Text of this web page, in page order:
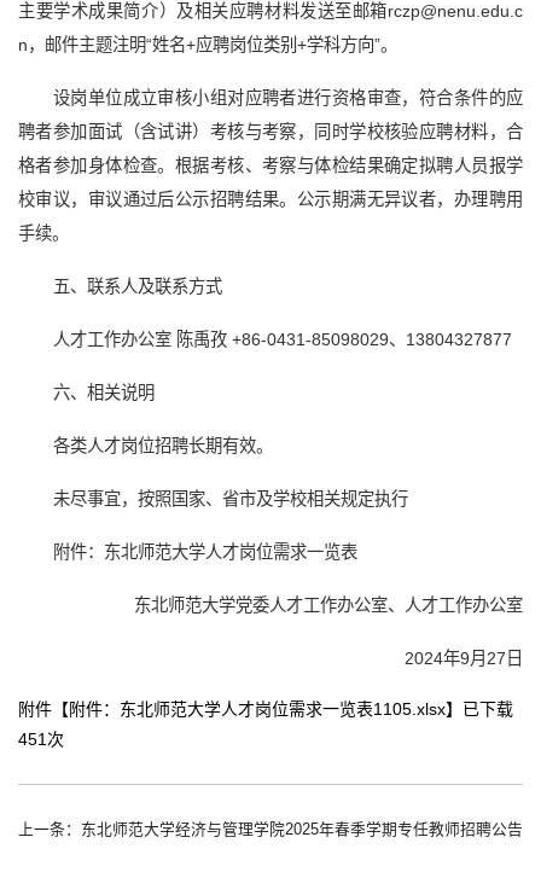
主要学术成果简介）及相关应聘材料发送至邮箱rczp@nenu.edu.c
n，邮件主题注明“姓名+应聘岗位类别+学科方向”。
设岗单位成立审核小组对应聘者进行资格审查，符合条件的应
聘者参加面试（含试讲）考核与考察，同时学校核验应聘材料，合
格者参加身体检查。根据考核、考察与体检结果确定拟聘人员报学
校审议，审议通过后公示招聘结果。公示期满无异议者，办理聘用
手续。
五、联系人及联系方式
人才工作办公室 陈禹孜 +86-0431-85098029、13804327877
六、相关说明
各类人才岗位招聘长期有效。
未尽事宜，按照国家、省市及学校相关规定执行
附件：东北师范大学人才岗位需求一览表
东北师范大学党委人才工作办公室、人才工作办公室
2024年9月27日
附件【附件：东北师范大学人才岗位需求一览表1105.xlsx】已下载
451 次
上一条：东北师范大学经济与管理学院2025年春季学期专任教师招聘公告